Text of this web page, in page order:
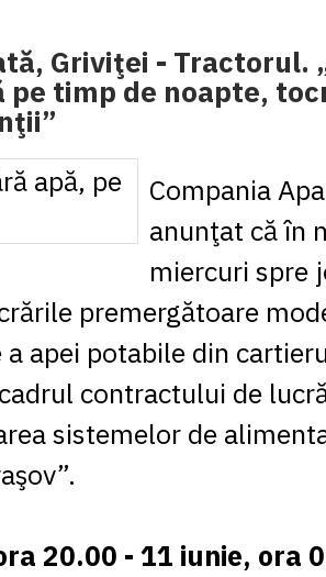
1 KRW= 0.3047
1 MDL
= 0.2538
1 MXN= 0.2227
= 0.0425
1 RUB = 0.0530
1 SEK
= 0.4526
1 TRY = 0.1141
= 0.1048
1 XDR = 5.9383
= 0.2318
Griviţei - Tractorul.
pe timp de noapte,
Compania
anunţat că în
miercuri spre
premergătoare
apei potabile din
contractului de
sistemelor de
20.00 - 11 iunie, ora